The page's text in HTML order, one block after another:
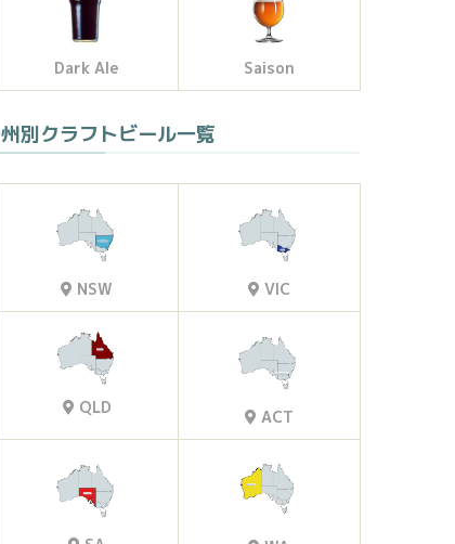
Dark Ale Saison
州別クラフトビール一覧
NSW VIC
QLD ACT